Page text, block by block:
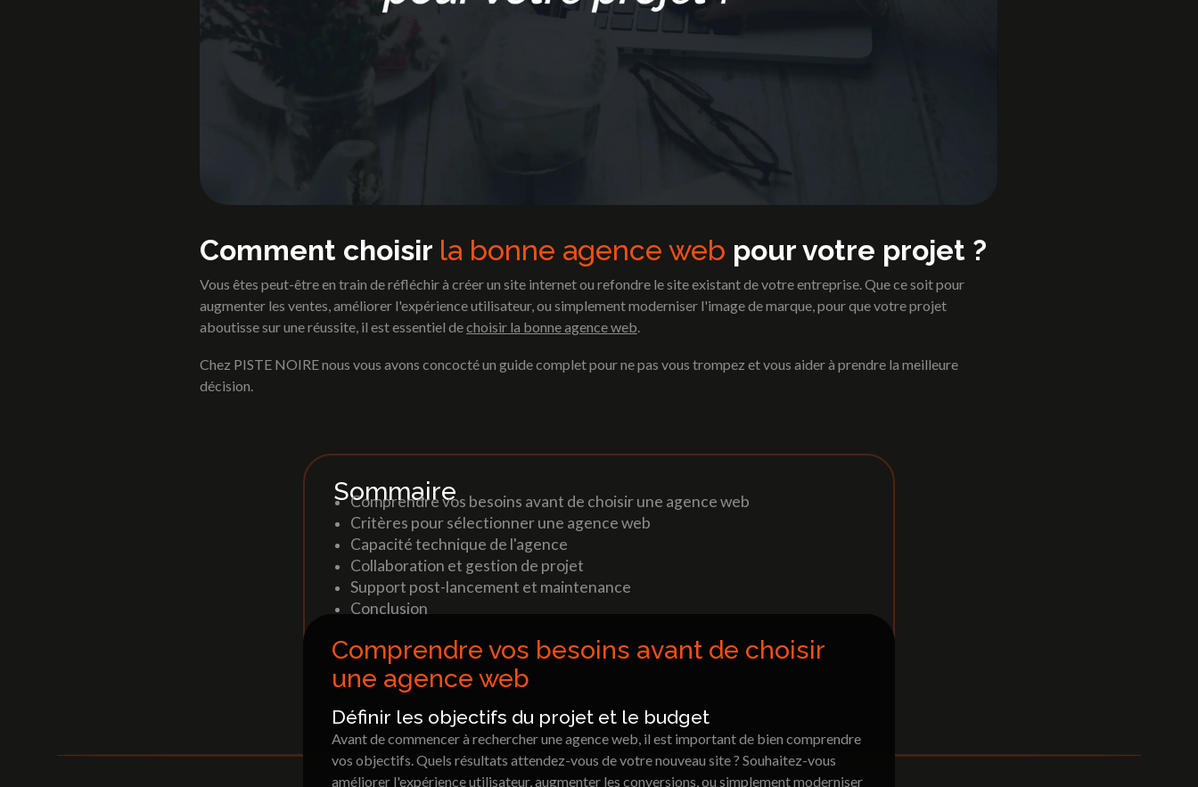
Identité visuelle
Comment choisir la bonne agence web pour votre projet ?
Vous êtes peut-être en train de réfléchir à créer un site internet ou refondre le site existant de votre entreprise. Que ce soit pour
augmenter les ventes, améliorer l'expérience utilisateur, ou simplement moderniser l'image de marque, pour que votre projet
aboutisse sur une réussite, il est essentiel dechoisir la bonne agence web
Chez PISTE NOIRE nous vous avons concocté un guide complet pour ne pas vous trompez et vous aider à prendre la meilleure
décision.
Sommaire
Comprendre vos besoins avant de choisir une agence web
Critères pour sélectionner une agence web
Capacité technique de l'agence
Collaboration et gestion de projet
Support post-lancement et maintenance
Conclusion
Comprendre vos besoins avant de choisir
une agence web
Définir les objectifs du projet et le budget
Avant de commencer à rechercher une agence web, il est important de bien comprendre
vos objectifs. Quels résultats attendez-vous de votre nouveau site ? Souhaitez-vous
améliorer l'expérience utilisateur, augmenter les conversions, ou simplement moderniser